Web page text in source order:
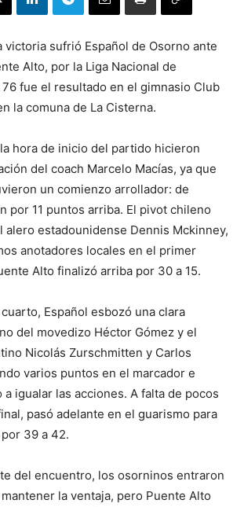
victoria sufrió Español de Osorno ante
Alto, por la Liga Nacional de
76 fue el resultado en el gimnasio Club
la comuna de La Cisterna.
hora de inicio del partido hicieron
del coach Marcelo Macías, ya que
un comienzo arrollador: de
por 11 puntos arriba. El pivot chileno
alero estadounidense Dennis Mckinney,
anotadores locales en el primer
Alto finalizó arriba por 30 a 15.
Español esbozó una clara
del movedizo Héctor Gómez y el
Nicolás Zurschmitten y Carlos
varios puntos en el marcador e
igualar las acciones. A falta de pocos
pasó adelante en el guarismo para
39 a 42.
del encuentro, los osorninos entraron
la ventaja, pero Puente Alto